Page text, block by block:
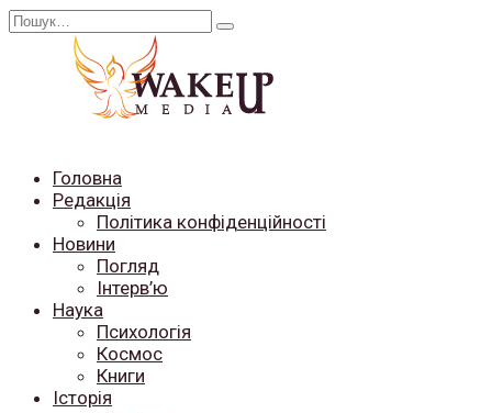
Перейти
Search
Головна
Редакція
Політика конфіденційності
Новини
Погляд
Інтерв’ю
Наука
Психологія
Космос
Книги
Історія